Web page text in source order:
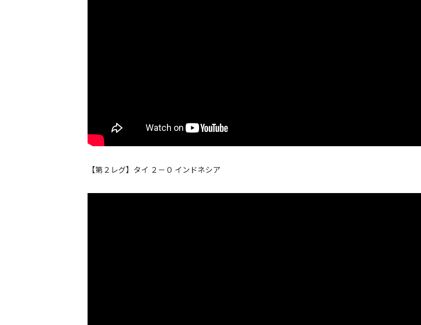
【第２レグ】タイ ２－０ インドネシア